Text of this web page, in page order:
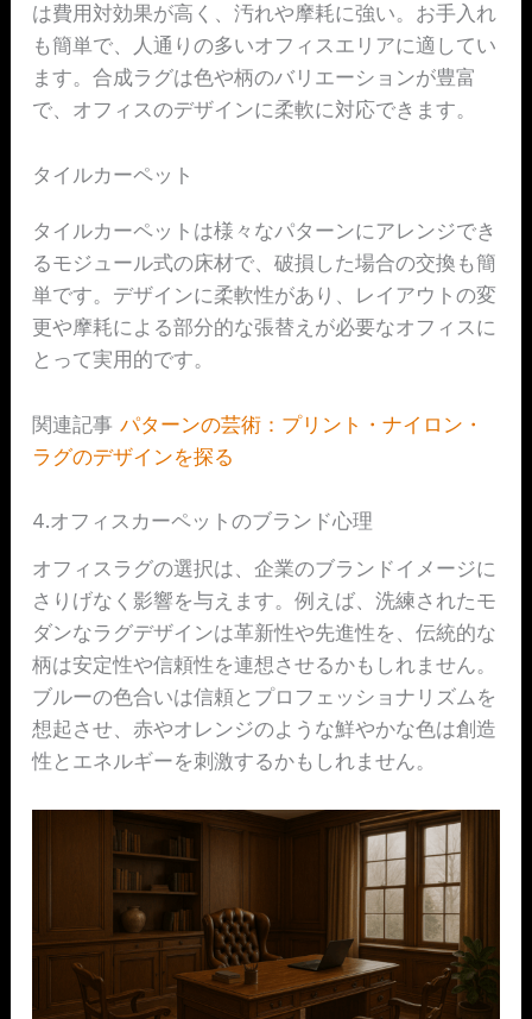
は費用対効果が高く、汚れや摩耗に強い。お手入れ
も簡単で、人通りの多いオフィスエリアに適してい
ます。合成ラグは色や柄のバリエーションが豊富
で、オフィスのデザインに柔軟に対応できます。
タイルカーペット
タイルカーペットは様々なパターンにアレンジでき
るモジュール式の床材で、破損した場合の交換も簡
単です。デザインに柔軟性があり、レイアウトの変
更や摩耗による部分的な張替えが必要なオフィスに
とって実用的です。
関連記事 パターンの芸術：プリント・ナイロン・
ラグのデザインを探る
4.オフィスカーペットのブランド心理
オフィスラグの選択は、企業のブランドイメージに
さりげなく影響を与えます。例えば、洗練されたモ
ダンなラグデザインは革新性や先進性を、伝統的な
柄は安定性や信頼性を連想させるかもしれません。
ブルーの色合いは信頼とプロフェッショナリズムを
想起させ、赤やオレンジのような鮮やかな色は創造
性とエネルギーを刺激するかもしれません。